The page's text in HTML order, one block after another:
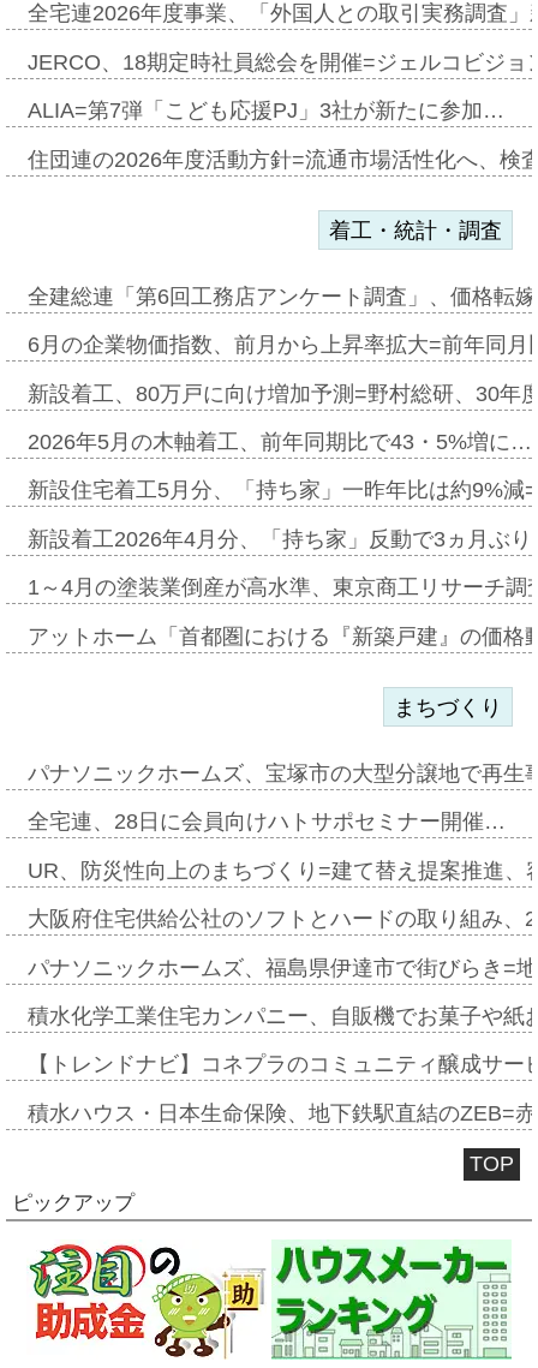
全宅連2026年度事業、「外国人との取引実務調査
JERCO、18期定時社員総会を開催=ジェルコビジ
ALIA=第7弾「こども応援PJ」3社が新たに参加…
住団連の2026年度活動方針=流通市場活性化へ、検
着工・統計・調査
全建総連「第6回工務店アンケート調査」、価格転
6月の企業物価指数、前月から上昇率拡大=前年同
新設着工、80万戸に向け増加予測=野村総研、30年
2026年5月の木軸着工、前年同期比で43・5%増に…
新設住宅着工5月分、「持ち家」一昨年比は約9%
新設着工2026年4月分、「持ち家」反動で3ヵ月ぶ
1～4月の塗装業倒産が高水準、東京商工リサーチ
アットホーム「首都圏における『新築戸建』の価
まちづくり
パナソニックホームズ、宝塚市の大型分譲地で再
全宅連、28日に会員向けハトサポセミナー開催…
UR、防災性向上のまちづくり=建て替え提案推進
大阪府住宅供給公社のソフトとハードの取り組み
パナソニックホームズ、福島県伊達市で街びらき=
積水化学工業住宅カンパニー、自販機でお菓子や
【トレンドナビ】コネプラのコミュニティ醸成サ
積水ハウス・日本生命保険、地下鉄駅直結のZEB=
TOP
ピックアップ